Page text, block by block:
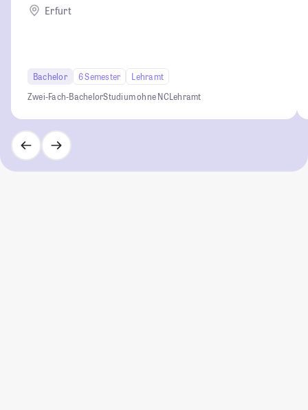
Erfurt
Bachelor 6 Semester
Lehramt
Zwei-Fach-BachelorStudium ohne NCLehramt